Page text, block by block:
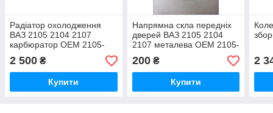
Радіатор охолодження
ВАЗ 2105 2104 2107
карбюратор OEM 2105-
1301012
2 500 ₴
Купити
Напрямна скла передніх
дверей ВАЗ 2105 2104
2107 металева OEM 2105-
6103260 (ліва)
200₴
Купити
2